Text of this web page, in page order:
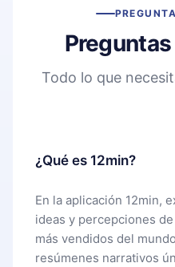
Todo lo que
¿Qué es 12min?
En la aplicación 12min,
ideas y percepciones
más vendidos del
resúmenes narrativos